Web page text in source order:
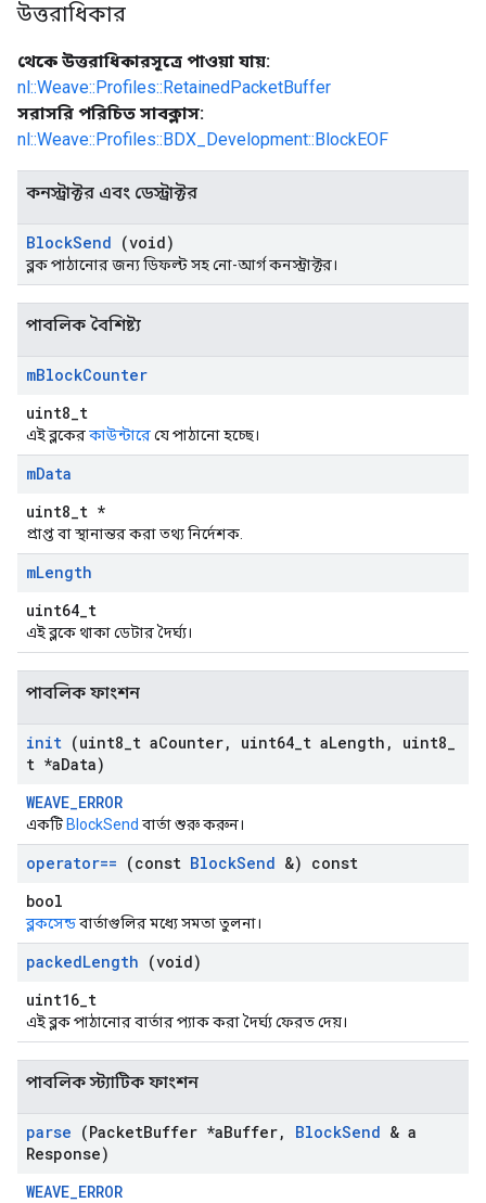
উত্তরাধিকার
থেকে উত্তরাধিকারসূত্রে পাওয়া যায়:
nl::Weave::Profiles::RetainedPacketBuffer
সরাসরি পরিচিত সাবক্লাস:
nl::Weave::Profiles::BDX_Development::BlockEOF
কনস্ট্রাক্টর এবং ডেস্ট্রাক্টর
BlockSend (void)
ব্লক পাঠানোর জন্য ডিফল্ট সহ নো-আর্গ কনস্ট্রাক্টর।
পাবলিক বৈশিষ্ট্য
mBlockCounter
uint8_t
এই ব্লকেরকাউন্টারেযে পাঠানো হচ্ছে।
mData
uint8_t *
প্রাপ্ত বা স্থানান্তর করা তথ্য নির্দেশক.
mLength
uint64_t
এই ব্লকে থাকা ডেটার দৈর্ঘ্য।
পাবলিক ফাংশন
init (uint8 t aCounter, uint64 t aLength , uint8
t *aData)
WEAVE_ERROR
একটি BlockSend বার্তা শুরু করুন।
operator== (const BlockSend &) const
bool
ব্লকসেন্ডবার্তাগুলির মধ্যে সমতা তুলনা।
packedLength (void)
uint16_t
এই ব্লক পাঠানোর বার্তার প্যাক করা দৈর্ঘ্য ফেরত দেয়।
পাবলিক স্ট্যাটিক ফাংশন
parse (PacketBuffer *aBuffer, BlockSend & a
Response)
WEAVE_ERROR